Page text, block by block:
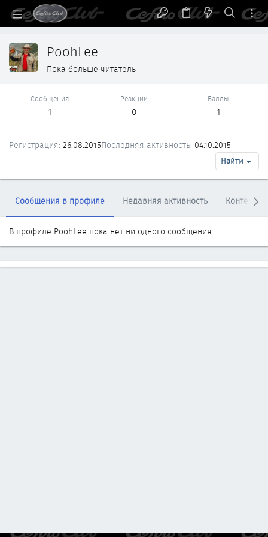
PoohLee
Пока больше читатель
Сообщения
1
Реакции
0
Баллы
1
Регистрация 26.08.2015Последняя активность 04.10.2015
Найти
Сообщения в профиле Недавняя активность Контент
В профиле PoohLee пока нет ни одного сообщения.